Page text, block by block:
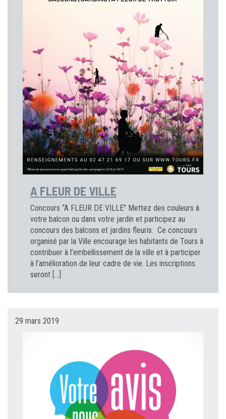
A FLEUR DE VILLE
Concours “A FLEUR DE VILLE” Mettez des couleurs à
votre balcon ou dans votre jardin et participez au
concours des balcons et jardins fleuris. Ce concours
organisé par la Ville encourage les habitants de Tours à
contribuer à l’embellissement de la ville et à participer
à l’amélioration de leur cadre de vie. Les inscriptions
seront […]
29 mars 2019